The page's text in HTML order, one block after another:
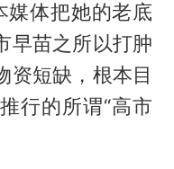
媒体把她的老底
早苗之所以打肿
资短缺，根本目
行的所谓“高市